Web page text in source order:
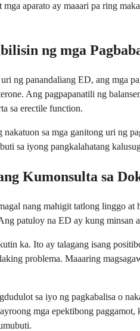
aparato ay maaari pa ring
ng mga
ng panandaliang ED, ang mga
Ang pagpapanatili ng
sa erectile function.
sa mga ganitong uri ng
sa iyong pangkalahatang
Kumonsulta sa
nang mahigit tatlong linggo at
patuloy na ED ay kung minsan
ka. Ito ay talagang isang
problema. Maaaring
sa iyo ng pagkabalisa o
mga epektibong